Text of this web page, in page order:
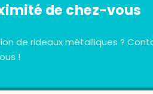
de chez-vous
de rideaux métalliques ?
!